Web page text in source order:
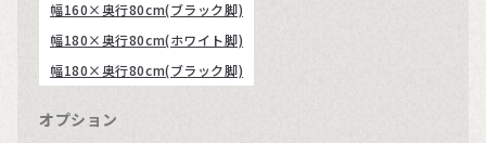
幅160×奥行80cm(ブラック脚)
幅180×奥行80cm(ホワイト脚)
幅180×奥行80cm(ブラック脚)
オプション